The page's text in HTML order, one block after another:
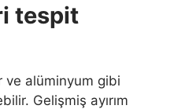
tespit
ve alüminyum gibi
Gelişmiş ayırım